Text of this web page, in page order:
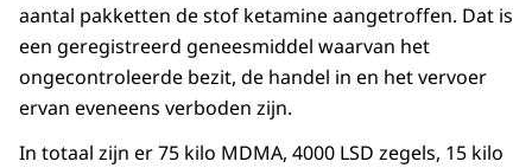
aantal pakketten de stof ketamine aangetroffen. Dat is
een geregistreerd geneesmiddel waarvan het
ongecontroleerde bezit, de handel in en het vervoer
ervan eveneens verboden zijn.
In totaal zijn er 75 kilo MDMA, 4000 LSD zegels, 15 kilo